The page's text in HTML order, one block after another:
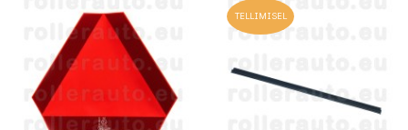
Lisa soovinimekirja
Kiirvaade
TELLIMISEL